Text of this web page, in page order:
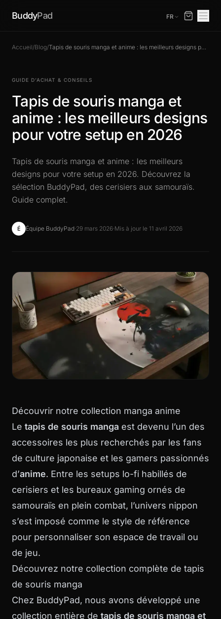
BuddyPad FR
Accueil/Blog/ Tapis de souris manga et anime : les meilleurs designs pour votre setup en 2026
GUIDE D’ACHAT & CONSEILS
Tapis de souris manga et
anime : les meilleurs designs
pour votre setup en 2026
Tapis de souris manga et anime : les meilleurs
designs pour votre setup en 2026. Découvrez la
sélection BuddyPad, des cerisiers aux samouraïs.
Guide complet.
É Équipe BuddyPad·29 mars 2026·Mis à jour le 11 avril 2026
Découvrir notre collection manga anime
Le tapis de souris manga est devenu l’un des
accessoires les plus recherchés par les fans
de culture japonaise et les gamers passionnés
d’anime. Entre les setups lo-fi habillés de
cerisiers et les bureaux gaming ornés de
samouraïs en plein combat, l’univers nippon
s’est imposé comme le style de référence
pour personnaliser son espace de travail ou
de jeu.
Découvrez notre collection complète de tapis
de souris manga
Chez BuddyPad, nous avons développé une
collection entière de tapis de souris manga et